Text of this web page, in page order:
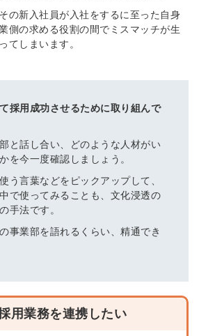
の新入社員が入社をするに至った自身
側の求める役割の間でミスマッチが生
てしまいます。
採用成功させるために取り組んで
と話し合い、どのような人材がい
を今一度確認しましょう。
う言葉などをピックアップして、
で使ってみることも、文化浸透の
手法です。
事業部を語れるくらい、精通でき
用業務を連携したい